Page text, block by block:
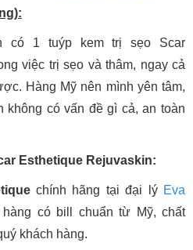
có 1 tuýp kem trị sẹo Scar
việc trị sẹo và thâm, ngay cả
Hàng Mỹ nên mình yên tâm,
không có vấn đề gì cả, an toàn
Esthetique Rejuvaskin:
chính hãng tại đại lý Eva
có bill chuẩn từ Mỹ, chất
khách hàng.